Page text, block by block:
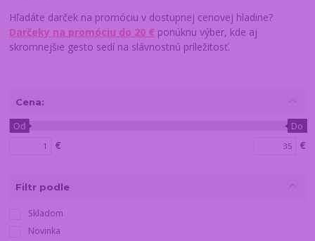
Hľadáte darček na promóciu v dostupnej cenovej hladine?
Darčeky na promóciu do 20 € ponúknu výber, kde aj
skromnejšie gesto sedí na slávnostnú príležitosť.
Cena:
€
Od Do
€
Filtr podle
Skladom
Novinka